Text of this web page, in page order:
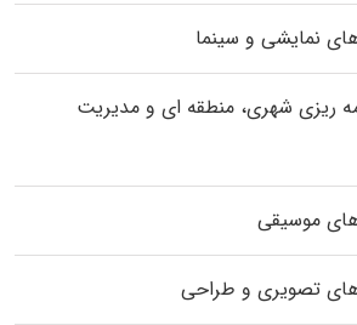
نمایشی و سینما
ریزی شهری، منطقه‌ ای و مدیریت
موسیقی
تصویری و طراحی